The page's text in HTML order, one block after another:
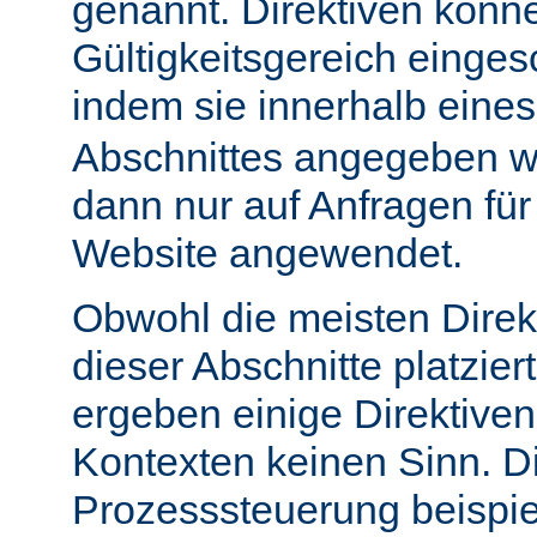
genannt. Direktiven
Gültigkeitsgereich
indem sie innerhalb
Abschnittes angegeben
dann nur auf Anfragen
Website angewendet.
Obwohl die meisten
dieser Abschnitte
ergeben einige
Kontexten keinen Sinn.
Prozesssteuerung